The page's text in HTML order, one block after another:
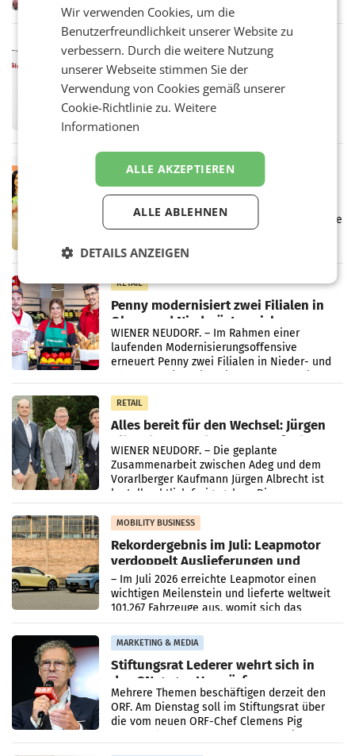
von 1.544,0 Mio. EUR erwirtschaftet, was
einem Plus von 3,8 Prozent gegenüber dem
Vergleichszeitraum
MARKETING & MEDIA
ProSiebenSat.1 spart und macht
überraschend viel Gewinn
UNTERFÖHRING/MAILAND/AMSTERDAM. Der
Fernsehkonzern ProSiebenSat.1 hat im
Frühjahr dank Kostensenkungen operativ
Markterwartung deutlich übertroffen.
RETAIL
Eine Bühne für Zirkularität: ARA und
Müller informieren am POS über
Kreislauffähigkeit
Über den gesamten August hinweg rücken die
Altstoff Recycling Austria AG (ARA) und der
Handelskonzern Müller die Initiative
RETAIL
Penny modernisiert zwei Filialen in
Ober- und Niederösterreich
WIENER NEUDORF. – Im Rahmen einer
laufenden Modernisierungsoffensive
erneuert Penny zwei Filialen in Nieder- und
RETAIL
Alles bereit für den Wechsel: Jürgen
Albrecht setzt ab 1.1.2027 auf Adeg
WIENER NEUDORF. – Die geplante
Zusammenarbeit zwischen Adeg und dem
Vorarlberger Kaufmann Jürgen Albrecht ist
kartellrechtlich freigegeben: Die
Bundeswettbewerbsbehörde und der
Bundeskartellanwalt
MOBILITY BUSINESS
Rekordergebnis im Juli: Leapmotor
verdoppelt Auslieferungen und
überschreitet die 100.000er-Marke
– Im Juli 2026 erreichte Leapmotor einen
wichtigen Meilenstein und lieferte weltweit
101.267 Fahrzeuge aus, womit sich das
Ergebnis gegenüber Juli 2025 mehr als
verdoppelte (+102
MARKETING & MEDIA
Stiftungsrat Lederer wehrt sich in
den SN gegen Vorwürfe
Mehrere Themen beschäftigen derzeit den
ORF. Am Dienstag soll im Stiftungsrat über
die vom neuen ORF-Chef Clemens Pig
Wir verwenden Cookies, um die
Benutzerfreundlichkeit unserer Website zu
verbessern. Durch die weitere Nutzung
unserer Webseite stimmen Sie der
Verwendung von Cookies gemäß unserer
Cookie-Richtlinie zu.Weitere
Informationen
ALLE AKZEPTIEREN
ALLE ABLEHNEN
DETAILS ANZEIGEN